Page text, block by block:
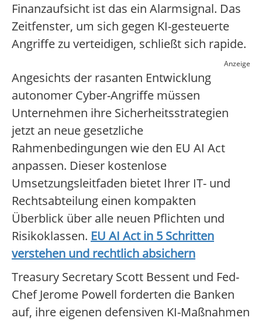
Finanzaufsicht ist das ein Alarmsignal. Das
Zeitfenster, um sich gegen KI-gesteuerte
Angriffe zu verteidigen, schließt sich rapide.
Anzeige
Angesichts der rasanten Entwicklung
autonomer Cyber-Angriffe müssen
Unternehmen ihre Sicherheitsstrategien
jetzt an neue gesetzliche
Rahmenbedingungen wie den EU AI Act
anpassen. Dieser kostenlose
Umsetzungsleitfaden bietet Ihrer IT- und
Rechtsabteilung einen kompakten
Überblick über alle neuen Pflichten und
Risikoklassen. EU AI Act in 5 Schritten
verstehen und rechtlich absichern
Treasury Secretary Scott Bessent und Fed-
Chef Jerome Powell forderten die Banken
auf, ihre eigenen defensiven KI-Maßnahmen